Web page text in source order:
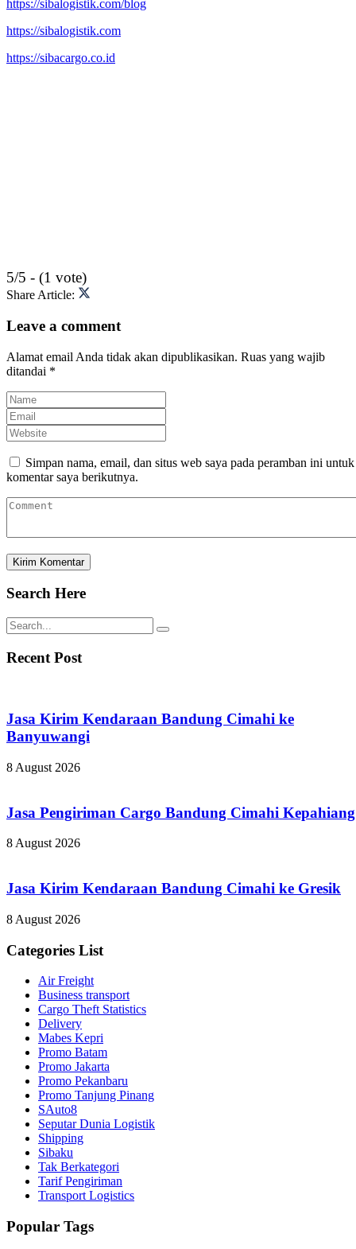
https://sibalogistik.com/blog
https://sibalogistik.com
https://sibacargo.co.id
5/5 - (1 vote)
Share Article:
Leave a comment
Alamat email Anda tidak akan dipublikasikan. Ruas yang wajib
ditandai *
Simpan nama, email, dan situs web saya pada peramban ini untuk
komentar saya berikutnya.
Search Here
Recent Post
Jasa Kirim Kendaraan Bandung Cimahi ke
Banyuwangi
8 August 2026
Jasa Pengiriman Cargo Bandung Cimahi Kepahiang
8 August 2026
Jasa Kirim Kendaraan Bandung Cimahi ke Gresik
8 August 2026
Categories List
Air Freight
Business transport
Cargo Theft Statistics
Delivery
Mabes Kepri
Promo Batam
Promo Jakarta
Promo Pekanbaru
Promo Tanjung Pinang
SAuto8
Seputar Dunia Logistik
Shipping
Sibaku
Tak Berkategori
Tarif Pengiriman
Transport Logistics
Popular Tags